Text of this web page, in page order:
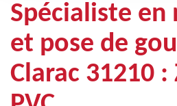
Spécialiste en
et pose de
Clarac 31210 :